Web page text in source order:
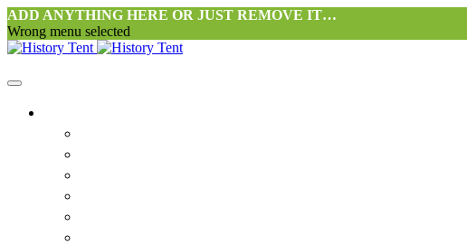
ADD ANYTHING HERE OR JUST REMOVE IT…
Wrong menu selected